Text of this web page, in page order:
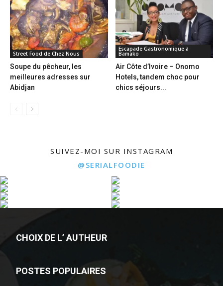
Street Food de Chez Nous
Soupe du pêcheur, les
meilleures adresses sur
Abidjan
Escapade Gastronomique à
Bamako
Air Côte d’Ivoire – Onomo
Hotels, tandem choc pour
chics séjours...
SUIVEZ-MOI SUR INSTAGRAM
@SERIALFOODIE
CHOIX DE L’ AUTHEUR
POSTES POPULAIRES